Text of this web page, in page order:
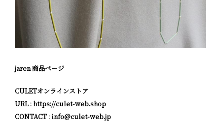
jaren 商品ページ
CULETオンラインストア
URL :https://culet-web.shop
CONTACT : info@culet-web.jp